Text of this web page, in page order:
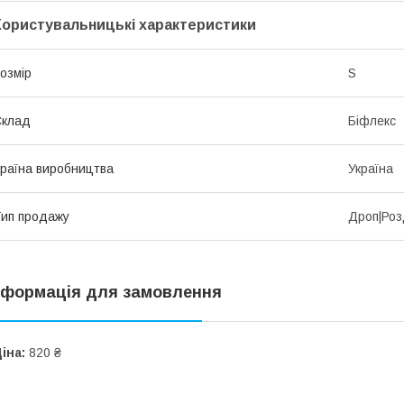
характеристики
S
Біфлекс
виробництва Україна
продажу
для замовлення
820 ₴